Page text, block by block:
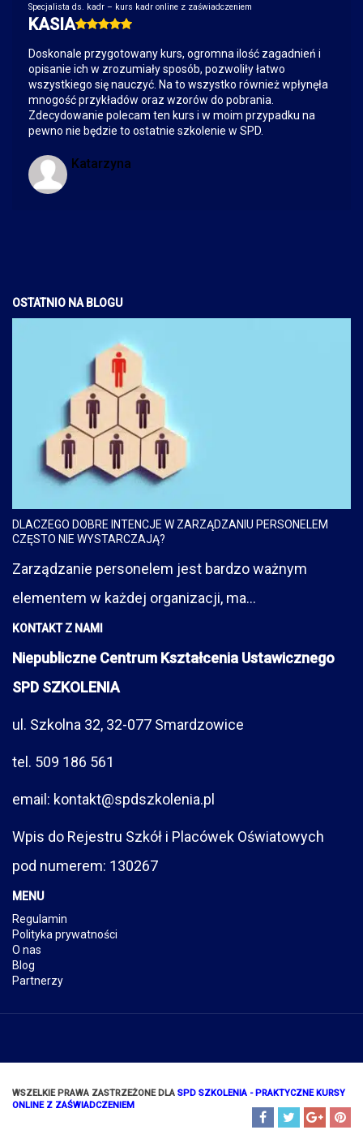
Specjalista ds. kadr – kurs kadr online z zaświadczeniem
KASIA
Doskonale przygotowany kurs, ogromna ilość zagadnień i
opisanie ich w zrozumiały sposób, pozwoliły łatwo
wszystkiego się nauczyć. Na to wszystko również wpłynęła
mnogość przykładów oraz wzorów do pobrania.
Zdecydowanie polecam ten kurs i w moim przypadku na
pewno nie będzie to ostatnie szkolenie w SPD.
Katarzyna
OSTATNIO NA BLOGU
DLACZEGO DOBRE INTENCJE W ZARZĄDZANIU PERSONELEM
CZĘSTO NIE WYSTARCZAJĄ?
Zarządzanie personelem jest bardzo ważnym
elementem w każdej organizacji, ma...
KONTAKT Z NAMI
Niepubliczne Centrum Kształcenia Ustawicznego
SPD SZKOLENIA
ul. Szkolna 32, 32-077 Smardzowice
tel. 509 186 561
email: kontakt@spdszkolenia.pl
Wpis do Rejestru Szkół i Placówek Oświatowych
pod numerem: 130267
MENU
Regulamin
Polityka prywatności
O nas
Blog
Partnerzy
WSZELKIE PRAWA ZASTRZEŻONE DLA SPD SZKOLENIA - PRAKTYCZNE KURSY
ONLINE Z ZAŚWIADCZENIEM